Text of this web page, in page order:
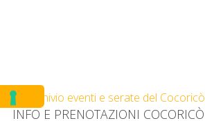
Archivio eventi e serate del Cocoricò
INFO E PRENOTAZIONI COCORICÒ